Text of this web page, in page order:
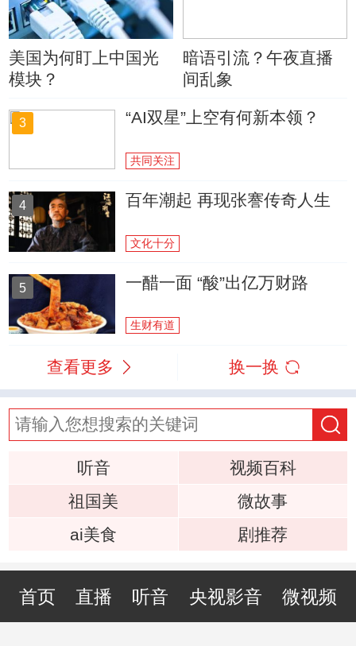
美国为何盯上中国光
模块？
暗语引流？午夜直播
间乱象
3 “AI双星”上空有何新本领？
共同关注
4 百年潮起 再现张謇传奇人生
文化十分
5 一醋一面 “酸”出亿万财路
生财有道
查看更多 换一换
听音
视频百科
祖国美
微故事
ai美食
剧推荐
首页 直播 听音 央视影音 微视频